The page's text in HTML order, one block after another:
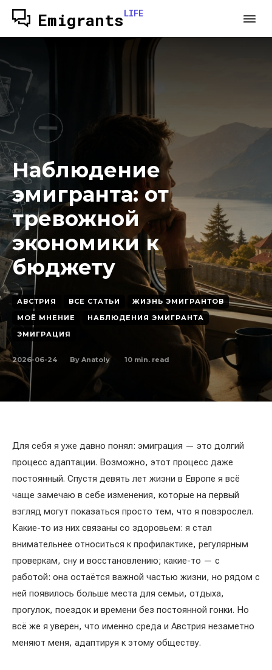
EmigrantsLIFE
Наблюдение
эмигранта: от
тревожной
экономики к
бюджету
АВСТРИЯ ВСЕ СТАТЬИ
ЖИЗНЬ ЭМИГРАНТОВ
МОЁ МНЕНИЕ
НАБЛЮДЕНИЯ ЭМИГРАНТА
ЭМИГРАЦИЯ
2026-06-24 By Anatoly 10 min. read
Для себя я уже давно понял: эмиграция — это долгий
процесс адаптации. Возможно, этот процесс даже
постоянный. Спустя девять лет жизни в Европе я всё
чаще замечаю в себе изменения, которые на первый
взгляд могут показаться просто тем, что я повзрослел.
Какие-то из них связаны со здоровьем: я стал
внимательнее относиться к профилактике, регулярным
проверкам, сну и восстановлению; какие-то — с
работой: она остаётся важной частью жизни, но рядом с
ней появилось больше места для семьи, отдыха,
прогулок, поездок и времени без постоянной гонки. Но
всё же я уверен, что именно среда и Австрия незаметно
меняют меня, адаптируя к этому обществу.